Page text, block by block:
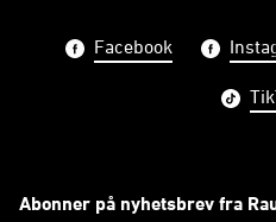
Facebook
Abonner på nyhetsbrev fra